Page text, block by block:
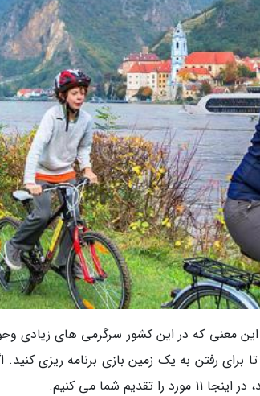
معنی که در این کشور سرگرمی های زیادی
برای رفتن به یک زمین بازی برنامه ریزی
شما می کنیم.